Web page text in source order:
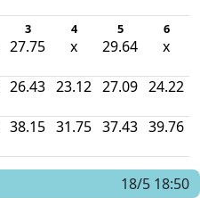
3 4 5 6
27.75 x 29.64 x
26.43 23.12 27.09 24.22
38.15 31.75 37.43 39.76
18/5 18:50